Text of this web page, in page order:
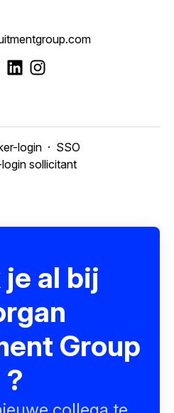
login · SSO
sollicitant
al bij
Group
?